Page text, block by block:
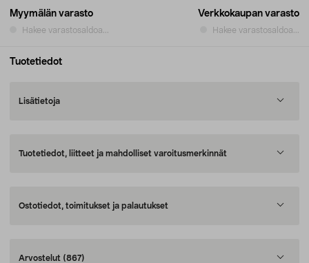
Myymälän varasto
Hakee varastosaldoa...
Verkkokaupan varasto
Hakee varastosaldoa...
Tuotetiedot
Lisätietoja
Tuotetiedot, liitteet ja mahdolliset varoitusmerkinnät
Ostotiedot, toimitukset ja palautukset
Arvostelut (867)